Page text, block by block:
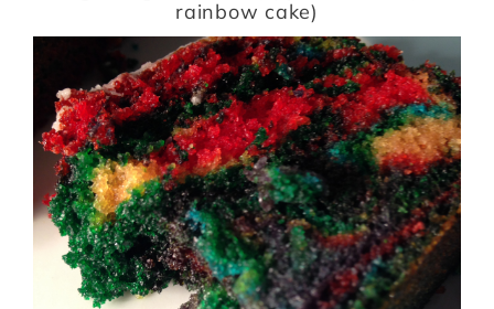
rainbow cake)